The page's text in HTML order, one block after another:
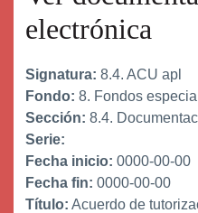
electrónica
Signatura: 8.4. ACU apl
Fondo: 8. Fondos
Sección: 8.4.
Serie:
Fecha inicio: 0000-00-00
Fecha fin: 0000-00-00
Título: Acuerdo de